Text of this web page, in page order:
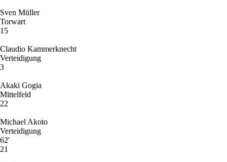
Sven Müller
Torwart
15
Claudio Kammerknecht
Verteidigung
3
Akaki Gogia
Mittelfeld
22
Michael Akoto
Verteidigung
62'
21